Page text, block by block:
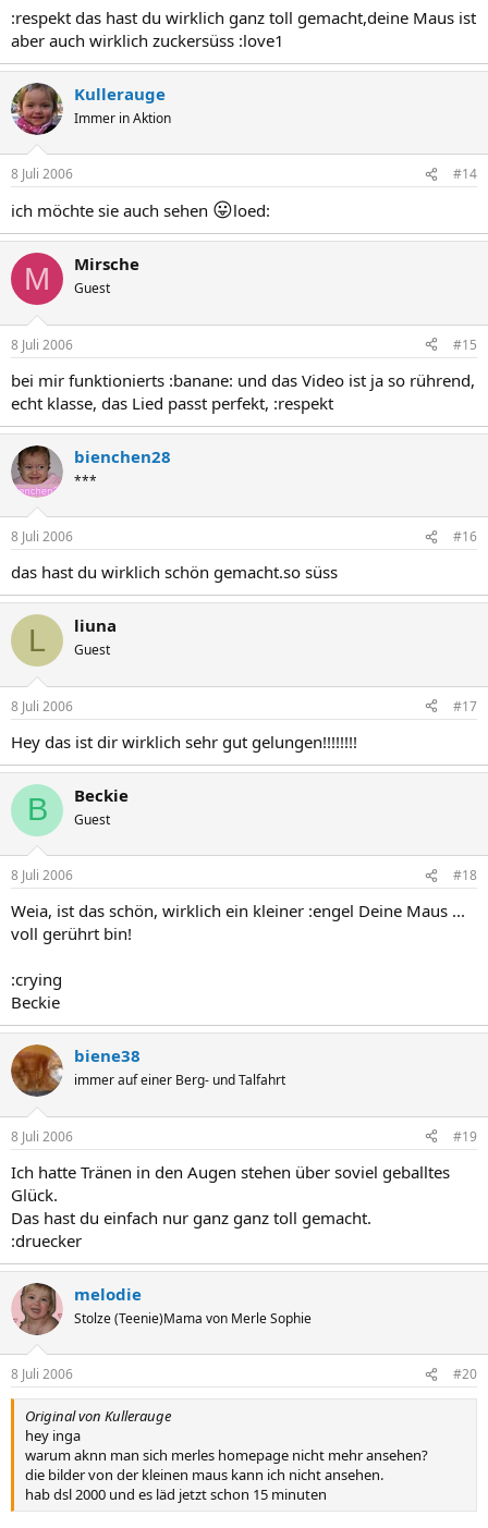
:respekt das hast du wirklich ganz toll gemacht,deine Maus ist
aber auch wirklich zuckersüss :love1
Kullerauge
Immer in Aktion
8 Juli 2006 #14
ich möchte sie auch sehen 😛loed:
M Mirsche
Guest
8 Juli 2006 #15
bei mir funktionierts :banane: und das Video ist ja so rührend,
echt klasse, das Lied passt perfekt, :respekt
bienchen28
***
8 Juli 2006 #16
das hast du wirklich schön gemacht.so süss
L liuna
Guest
8 Juli 2006 #17
Hey das ist dir wirklich sehr gut gelungen!!!!!!!!
B Beckie
Guest
8 Juli 2006 #18
Weia, ist das schön, wirklich ein kleiner :engel Deine Maus ...
voll gerührt bin!
:crying
Beckie
biene38
immer auf einer Berg- und Talfahrt
8 Juli 2006 #19
Ich hatte Tränen in den Augen stehen über soviel geballtes
Glück.
Das hast du einfach nur ganz ganz toll gemacht.
:druecker
melodie
Stolze (Teenie)Mama von Merle Sophie
8 Juli 2006 #20
Original von Kullerauge
hey inga
warum aknn man sich merles homepage nicht mehr ansehen?
die bilder von der kleinen maus kann ich nicht ansehen.
hab dsl 2000 und es läd jetzt schon 15 minuten